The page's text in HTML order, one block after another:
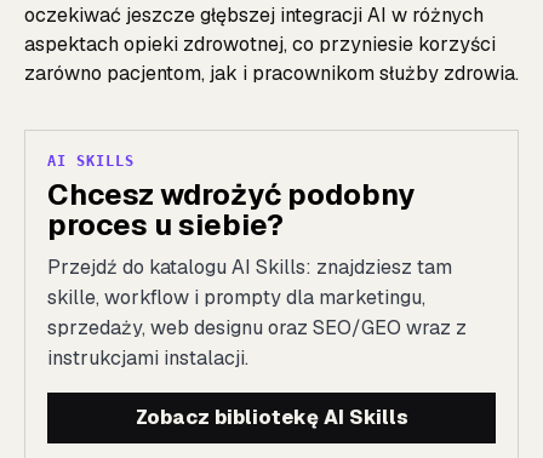
oczekiwać jeszcze głębszej integracji AI w różnych
aspektach opieki zdrowotnej, co przyniesie korzyści
zarówno pacjentom, jak i pracownikom służby zdrowia.
AI SKILLS
Chcesz wdrożyć podobny
proces u siebie?
Przejdź do katalogu AI Skills: znajdziesz tam
skille, workflow i prompty dla marketingu,
sprzedaży, web designu oraz SEO/GEO wraz z
instrukcjami instalacji.
Zobacz bibliotekę AI Skills